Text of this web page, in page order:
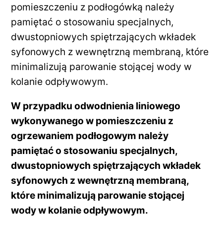
pomieszczeniu z podłogówką należy
pamiętać o stosowaniu specjalnych,
dwustopniowych spiętrzających wkładek
syfonowych z wewnętrzną membraną, które
minimalizują parowanie stojącej wody w
kolanie odpływowym.
W przypadku odwodnienia liniowego
wykonywanego w pomieszczeniu z
ogrzewaniem podłogowym należy
pamiętać o stosowaniu specjalnych,
dwustopniowych spiętrzających wkładek
syfonowych z wewnętrzną membraną,
które minimalizują parowanie stojącej
wody w kolanie odpływowym.